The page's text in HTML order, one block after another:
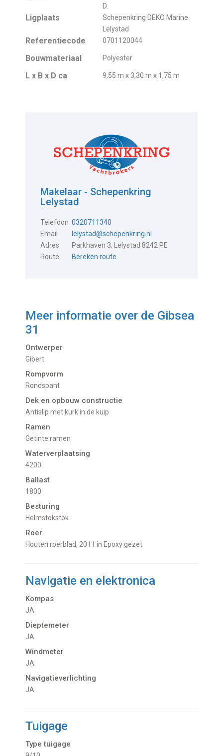
D.
Ligplaats
Schepenkring DEKO Marine
Lelystad
Referentiecode 0701120044
Bouwmateriaal Polyester
L x B x D ca 9,55 m x 3,30 m x 1,75 m
Makelaar - Schepenkring
Lelystad
Telefoon 0320711340
Email
lelystad@schepenkring.nl
Adres
Parkhaven 3, Lelystad 8242 PE
Route
Bereken route
Meer informatie over de Gibsea
31
Ontwerper
Gibert
Rompvorm
Rondspant
Dek en opbouw constructie
Antislip met kurk in de kuip
Ramen
Getinte ramen
Waterverplaatsing
4200
Ballast
1800
Besturing
Helmstokstok
Roer
Houten roerblad, 2011 in Epoxy gezet
Navigatie en elektronica
Kompas
JA
Dieptemeter
JA
Windmeter
JA
Navigatieverlichting
JA
Tuigage
Type tuigage